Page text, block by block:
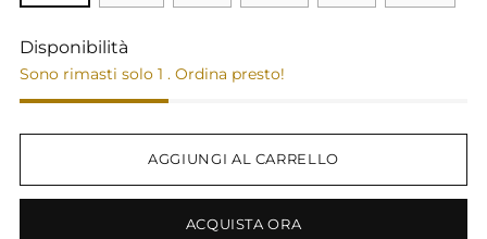
Disponibilità
Sono rimasti solo 1 . Ordina presto!
AGGIUNGI AL CARRELLO
ACQUISTA ORA